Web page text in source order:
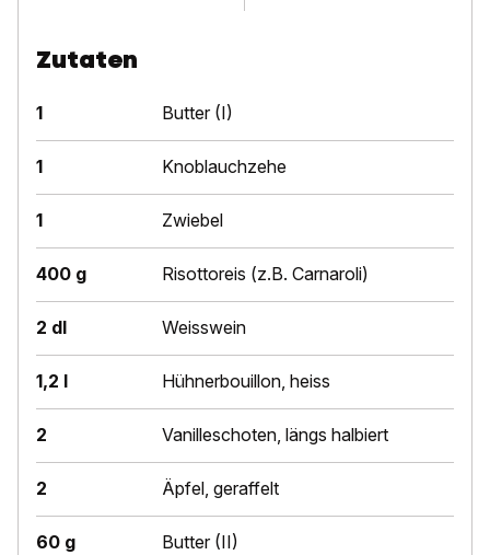
Zutaten
1 Butter (I)
1 Knoblauchzehe
1 Zwiebel
400 g Risottoreis (z.B. Carnaroli)
2 dl Weisswein
1,2 l Hühnerbouillon, heiss
2 Vanilleschoten, längs halbiert
2 Äpfel, geraffelt
60 g Butter (II)